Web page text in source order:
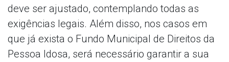
deve ser ajustado, contemplando todas as
exigências legais. Além disso, nos casos em
que já exista o Fundo Municipal de Direitos da
Pessoa Idosa, será necessário garantir a sua